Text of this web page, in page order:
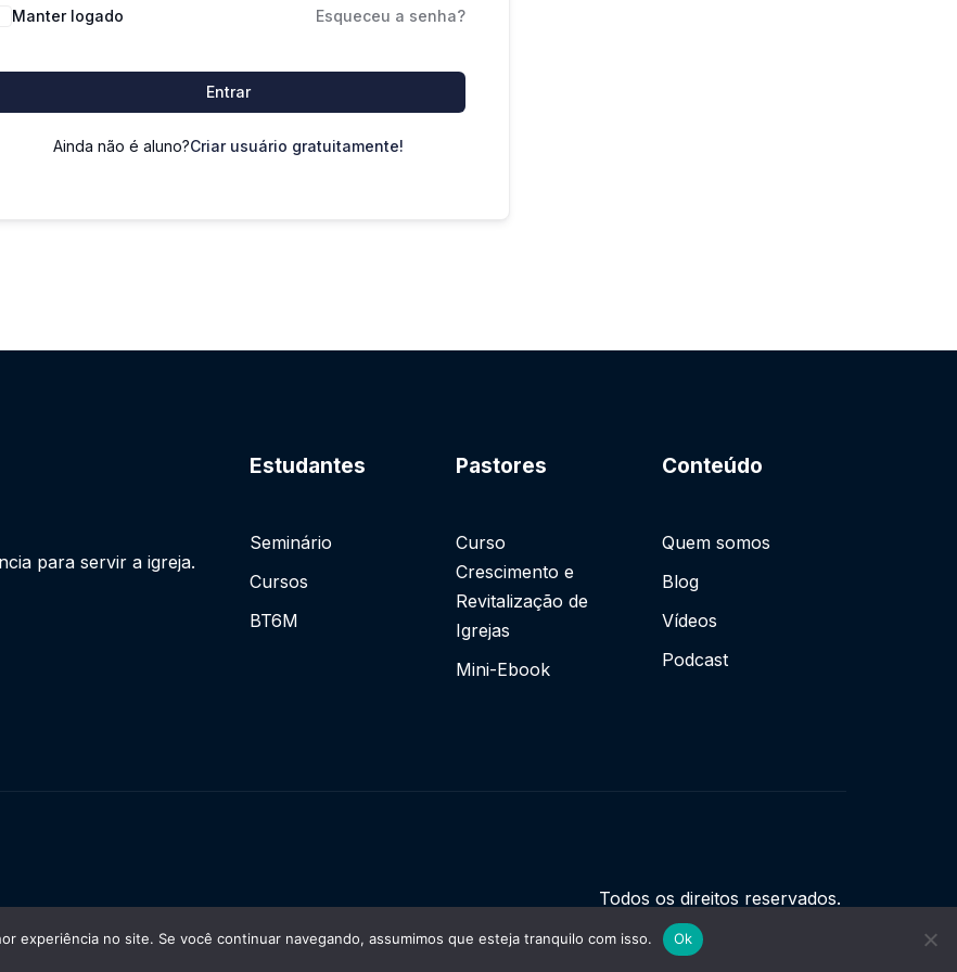
Manter logado Esqueceu a senha?
Entrar
Ainda não é aluno?Criar usuário gratuitamente!
para servir a igreja.
Estudantes
Seminário
Cursos
BT6M
Pastores
Curso
Crescimento e
Revitalização de
Igrejas
Mini-Ebook
Conteúdo
Quem somos
Blog
Vídeos
Podcast
Todos os direitos reservados.
experiência no site. Se você continuar navegando, assumimos que esteja tranquilo com isso. Ok